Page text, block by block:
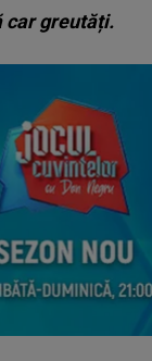
car greutăți.